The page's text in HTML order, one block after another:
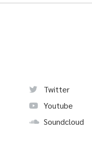
Twitter
Youtube
Soundcloud